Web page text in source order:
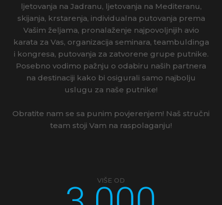
LIBURNIA HOTELI
ljetovanja na Jadranu, ljetovanja na Mediteranu,
skijanja, krstarenja, individualna putovanja prema
Vašim željama, pronalaženje najpovoljnijih avio
karata za Vas, organizacija seminara, teambuldinga
i kongresa, putovanja za zatvorene grupe putnike.
Posebno vodimo pažnju o odabiru naših partnera
na destinaciji kako bi osigurali samo najbolju
uslugu za naše putnike!
Obratite nam se sa punim povjerenjem! Naš stručni
team stoji Vam na raspolaganju!
VIŠE OD